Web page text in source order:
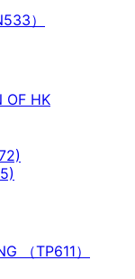
）
OF HK
（TP611）